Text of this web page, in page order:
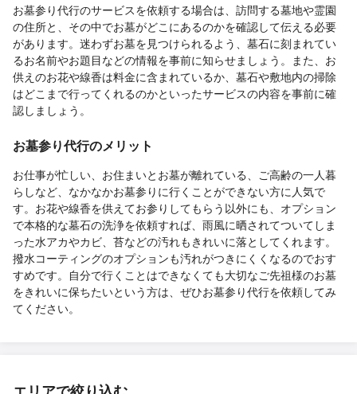
お墓参り代行のサービスを依頼する場合は、訪問する墓地や霊園
の住所と、その中でお墓がどこにあるのかを確認して伝える必要
があります。迷わずお墓を見つけられるよう、墓石に刻まれてい
るお名前やお題目などの情報を事前に知らせましょう。また、お
供えのお花や線香は料金に含まれているか、墓石や敷地内の掃除
はどこまで行ってくれるのかといったサービスの内容を事前に確
認しましょう。
お墓参り代行のメリット
お仕事が忙しい、お住まいとお墓が離れている、ご高齢の一人暮
らしなど、なかなかお墓参りに行くことができない方に人気で
す。お花や線香を供えてお参りしてもらう以外にも、オプション
で本格的な墓石の洗浄を依頼すれば、雨風に晒されてついてしま
った水アカやカビ、苔などの汚れもきれいに落としてくれます。
撥水コーティングのオプションも汚れがつきにくくなるのでおす
すめです。自分で行くことはできなくても大切なご先祖様のお墓
をきれいに保ちたいという方は、ぜひお墓参り代行を依頼してみ
てください。